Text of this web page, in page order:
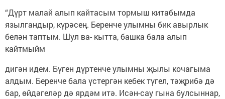
“Дүрт малай алып кайтасым тормыш китабымда
язылгандыр, күрәсең. Беренче улымны бик авырлык
белән таптым. Шул ва- кытта, башка бала алып
кайтмыйм
дигән идем. Бүген дүртенче улымны җылы кочагыма
алдым. Беренче бала үстергән кебек түгел, тәҗрибә дә
бар, өйдәгеләр дә ярдәм итә. Исән-сау гына булсыннар,